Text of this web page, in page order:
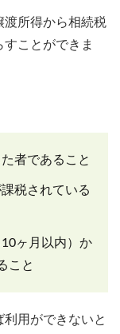
渡所得から相続税
ことができま
者であること
税されている
ヶ月以内）か
こと
用ができないと